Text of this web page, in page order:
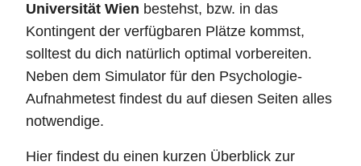
Universität Wien bestehst, bzw. in das
Kontingent der verfügbaren Plätze kommst,
solltest du dich natürlich optimal vorbereiten.
Neben dem Simulator für den Psychologie-
Aufnahmetest findest du auf diesen Seiten alles
notwendige.
Hier findest du einen kurzen Überblick zur